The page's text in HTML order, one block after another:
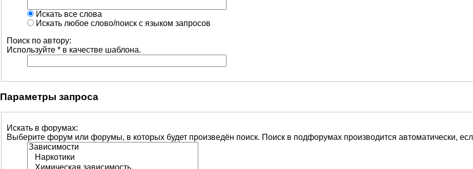
Искать все слова
Искать любое слово/поиск с языком запросов
Поиск по автору:
Используйте * в качестве шаблона.
Параметры запроса
Искать в форумах:
Выберите форум или форумы, в которых будет произведён поиск. Поиск в подфорумах производится автоматически,